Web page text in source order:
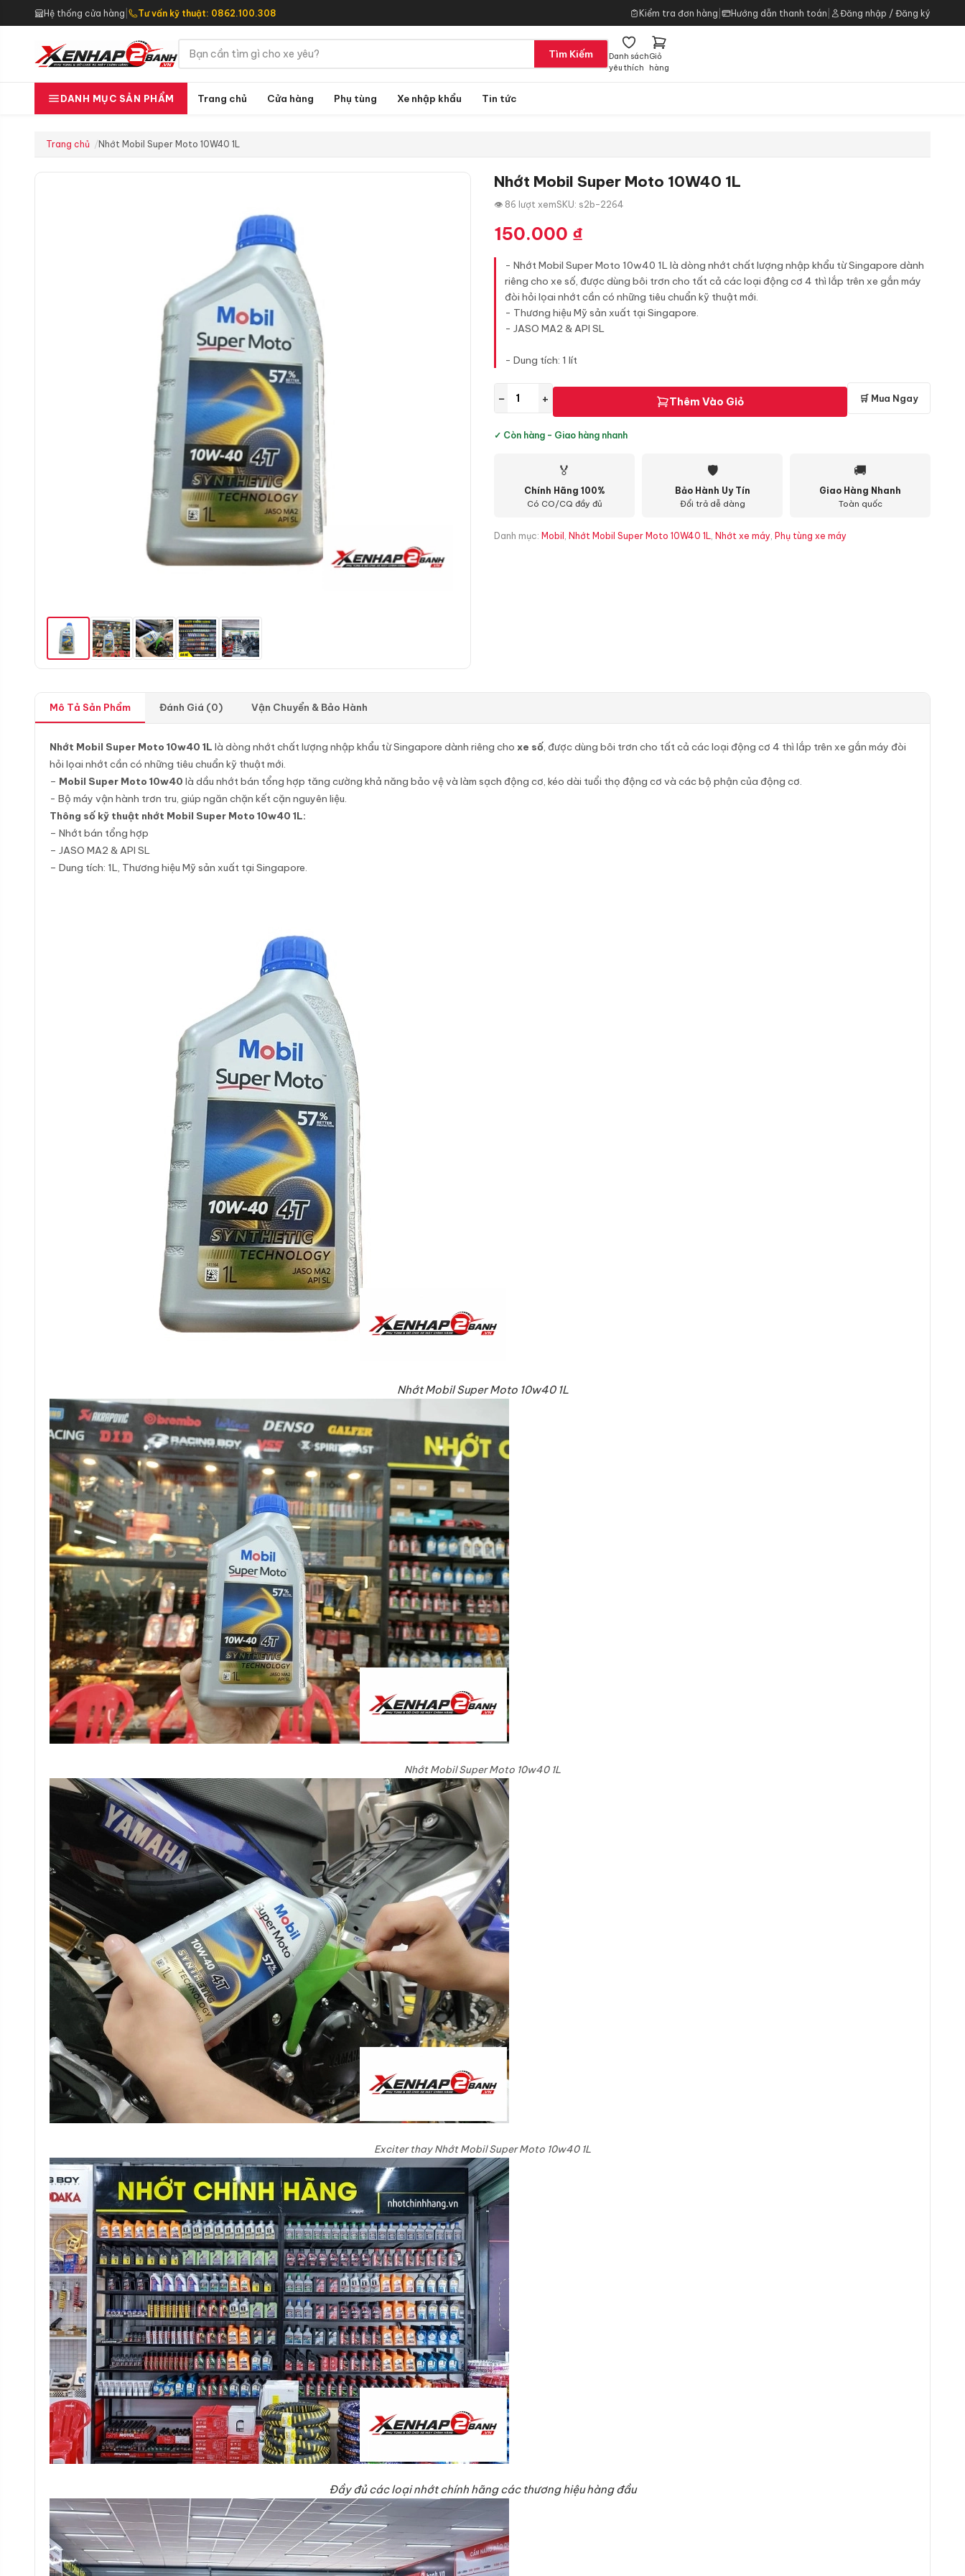
Hệ thống cửa hàng Tư vấn kỹ thuật: 0862.100.308 Kiểm tra đơn hàng Hướng dẫn thanh toán Đăng nhập / Đăng ký
Tìm Kiếm
Danh sách
yêu thích
Giỏ
hàng
DANH MỤC SẢN PHẨM Trang chủ Cửa hàng Phụ tùng Xe nhập khẩu Tin tức
Trang chủ Nhớt Mobil Super Moto 10W40 1L
Nhớt Mobil Super Moto 10W40 1L
👁 86 lượt xemSKU: s2b-2264
150.000 ₫
- Nhớt Mobil Super Moto 10w40 1L là dòng nhớt chất lượng nhập khẩu từ Singapore dành
riêng cho xe số, được dùng bôi trơn cho tất cả các loại động cơ 4 thì lắp trên xe gắn máy
đòi hỏi lọai nhớt cần có những tiêu chuẩn kỹ thuật mới.
- Thương hiệu Mỹ sản xuất tại Singapore.
- JASO MA2 & API SL
- Dung tích: 1 lít
− + Thêm Vào Giỏ 🛒 Mua Ngay
✓ Còn hàng - Giao hàng nhanh
🏅
Chính Hãng 100%
Có CO/CQ đầy đủ
🛡
Bảo Hành Uy Tín
Đổi trả dễ dàng
🚚
Giao Hàng Nhanh
Toàn quốc
Danh mục: Mobil , Nhớt Mobil Super Moto 10W40 1L, Nhớt xe máy, Phụ tùng xe máy
Mô Tả Sản Phẩm Đánh Giá (0) Vận Chuyển & Bảo Hành
Nhớt Mobil Super Moto 10w40 1L là dòng nhớt chất lượng nhập khẩu từ Singapore dành riêng cho xe số, được dùng bôi trơn cho tất cả các loại động cơ 4 thì lắp trên xe gắn máy đòi
hỏi lọai nhớt cần có những tiêu chuẩn kỹ thuật mới.
– Mobil Super Moto 10w40 là dầu nhớt bán tổng hợp tăng cường khả năng bảo vệ và làm sạch động cơ, kéo dài tuổi thọ động cơ và các bộ phận của động cơ.
​- Bộ máy vận hành trơn tru, giúp ngăn chặn kết cặn nguyên liệu.
Thông số kỹ thuật nhớt Mobil Super Moto 10w40 1L:
– Nhớt bán tổng hợp
– JASO MA2 & API SL
– Dung tích: 1L, Thương hiệu Mỹ sản xuất tại Singapore.
Nhớt Mobil Super Moto 10w40 1L
Nhớt Mobil Super Moto 10w40 1L
Exciter thay Nhớt Mobil Super Moto 10w40 1L
Đầy đủ các loại nhớt chính hãng các thương hiệu hàng đầu